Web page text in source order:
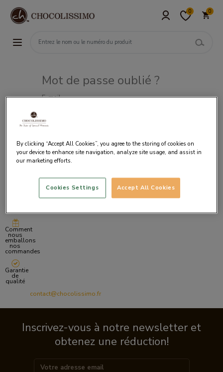
0 0
Mot de passe oublié ?
E-mail
d’achat
Comment
nous
emballons
nos
commandes
Garantie
de
qualité
contact@chocolissimo.fr
Inscrivez-vous à notre newsletter et
obtenez une réduction!
By clicking “Accept All Cookies”, you agree to the storing of cookies on
your device to enhance site navigation, analyze site usage, and assist in
our marketing efforts.
Accept All Cookies
Cookies Settings